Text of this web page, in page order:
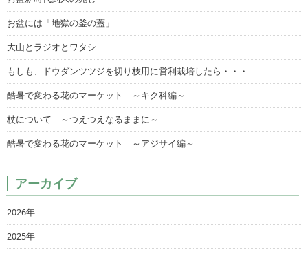
お盆には「地獄の釜の蓋」
大山とラジオとワタシ
もしも、ドウダンツツジを切り枝用に営利栽培したら・・・
酷暑で変わる花のマーケット ～キク科編～
杖について ～つえつえなるままに～
酷暑で変わる花のマーケット ～アジサイ編～
アーカイブ
2026年
2025年